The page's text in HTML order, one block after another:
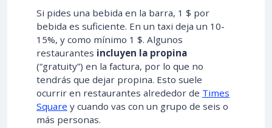
Si pides una bebida en la barra, 1 $ por
bebida es suficiente. En un taxi deja un 10-
15%, y como mínimo 1 $. Algunos
restaurantes incluyen la propina
(“gratuity”) en la factura, por lo que no
tendrás que dejar propina. Esto suele
ocurrir en restaurantes alrededor de Times
Square y cuando vas con un grupo de seis o
más personas.